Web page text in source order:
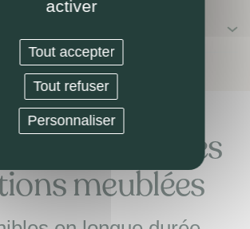
pour la prestation LOKIZI ?
nos autres
meublées
activer
Tout accepter
Tout refuser
Personnaliser